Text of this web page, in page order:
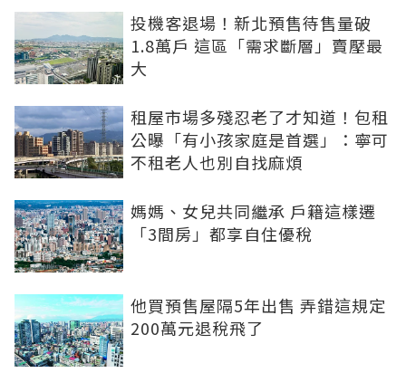
投機客退場！新北預售待售量破
1.8萬戶 這區「需求斷層」賣壓最
大
租屋市場多殘忍老了才知道！包租
公曝「有小孩家庭是首選」：寧可
不租老人也別自找麻煩
媽媽、女兒共同繼承 戶籍這樣遷
「3間房」都享自住優稅
他買預售屋隔5年出售 弄錯這規定
200萬元退稅飛了